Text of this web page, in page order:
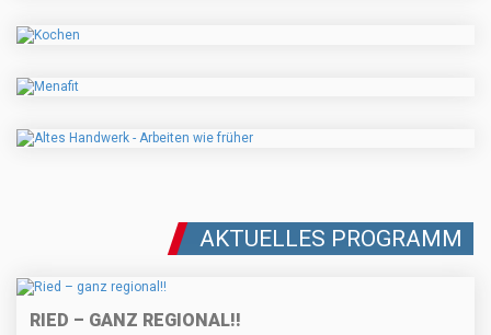
AKTUELLES PROGRAMM
RIED – GANZ REGIONAL!!